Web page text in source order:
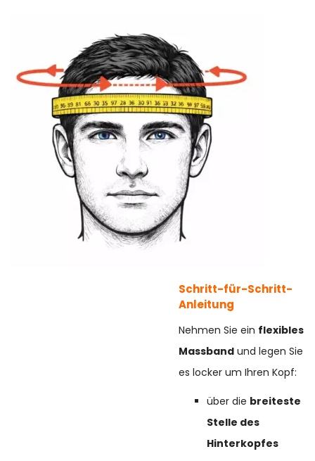
Schritt-für-Schritt-
Anleitung
Nehmen Sie ein flexibles
Massband und legen Sie
es locker um Ihren Kopf:
über die breiteste
Stelle des
Hinterkopfes